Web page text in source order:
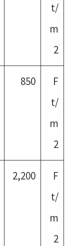
t/
m
2
850
F
t/
m
2
2,200
F
t/
m
2